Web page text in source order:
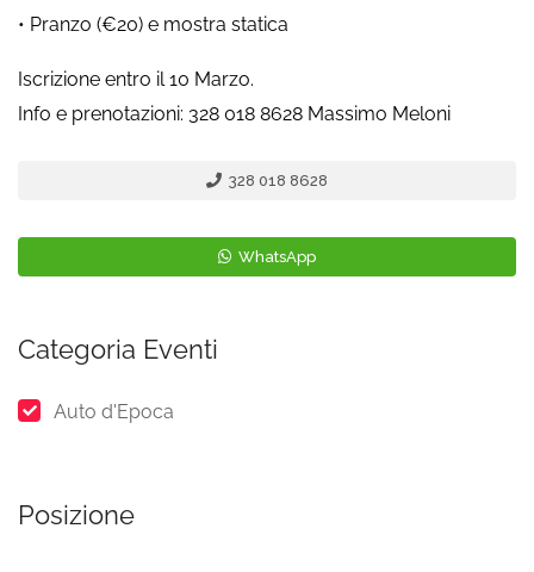
• Pranzo (€20) e mostra statica
Iscrizione entro il 10 Marzo.
Info e prenotazioni: 328 018 8628 Massimo Meloni
328 018 8628
WhatsApp
Categoria Eventi
Auto d'Epoca
Posizione